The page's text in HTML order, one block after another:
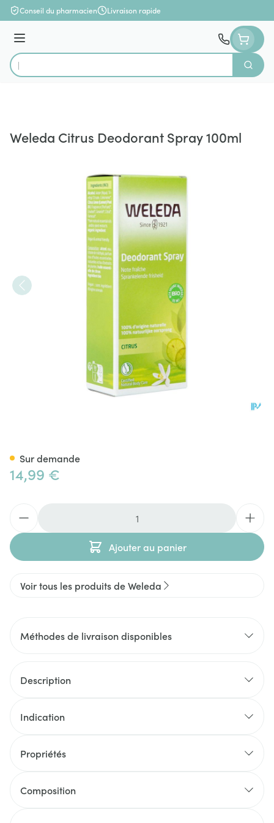
Aller au contenu
Conseil du pharmacien Livraison rapide
Menu
Rechercher
Weleda Citrus Deodorant Spray 100ml
14,99 €
Ajouter au panier
Sur demande
Voir tous les produits de Weleda
Méthodes de livraison disponibles
Description
Indication
Propriétés
Composition